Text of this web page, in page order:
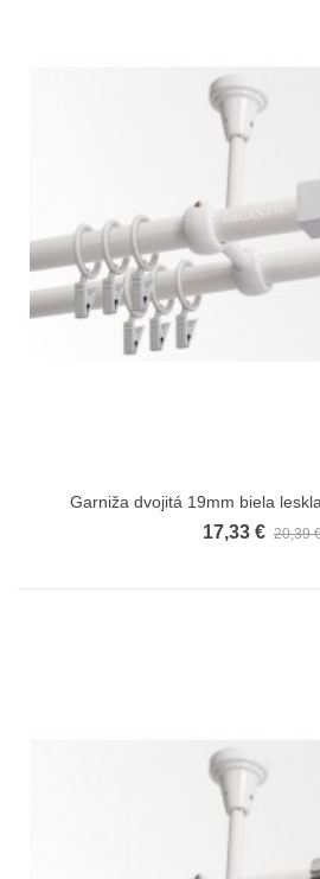
Garniža dvojitá 19mm biela
17,33 € 20,39